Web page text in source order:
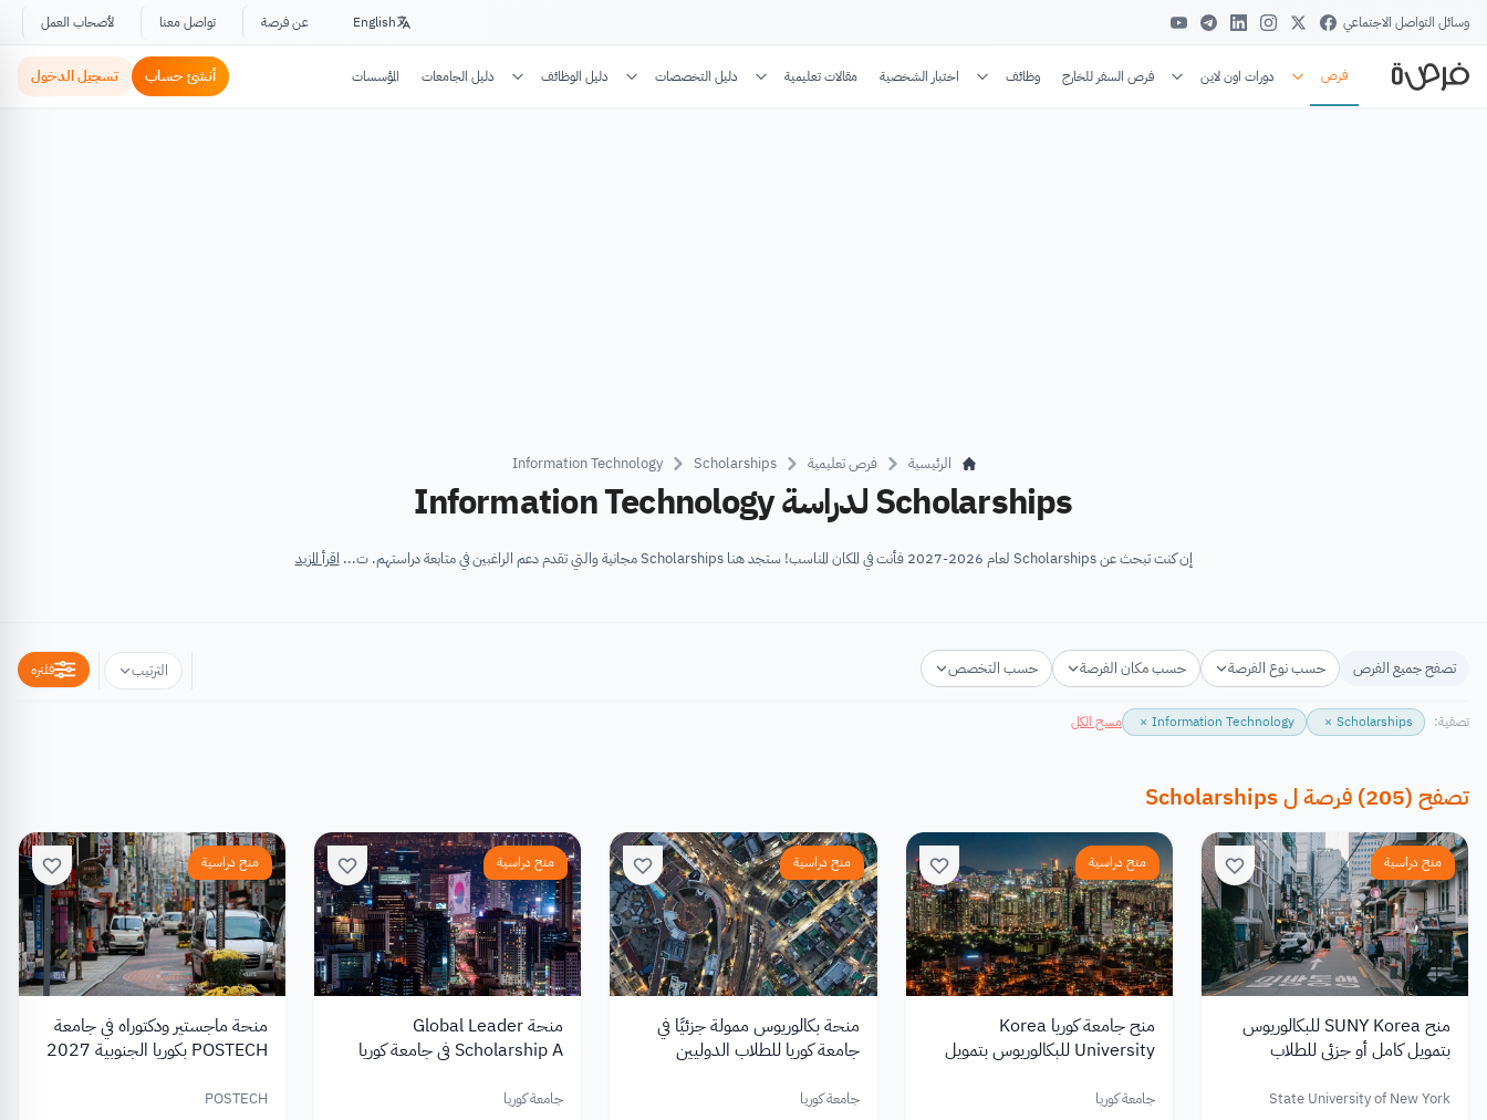
وسائل التواصل الاجتماعي English عن فرصة تواصل معنا لأصحاب العمل
فرص دورات اون لاين فرص السفر للخارج وظائف اختبار الشخصية مقالات تعليمية دليل التخصصات دليل الوظائف دليل الجامعات المؤسسات أنشئ حساب تسجيل الدخول
الرئيسية فرص تعليمية Scholarships
Information Technology
Scholarships لدراسة Information Technology
إن كنت تبحث عن Scholarships لعام 2026-2027 فأنت في المكان المناسب! ستجد هنا Scholarships مجانية والتي تقدم دعم الراغبين في متابعة دراستهم. ت... اقرأ المزيد
تصفح جميع الفرص حسب نوع الفرصة حسب مكان الفرصة حسب التخصص الترتيب فلتره
تصفية: Scholarships
×
Information Technology
× مسح الكل
تصفح (
205
) فرصةلScholarships
منح دراسية
منح SUNY Korea للبكالوريوس
بتمويل كامل أو جزئي للطلاب
State University of New York
منح دراسية
منح جامعة كوريا Korea
University للبكالوريوس بتمويل
2027
جامعة كوريا
منح دراسية
منحة بكالوريوس ممولة جزئيًا في
جامعة كوريا للطلاب الدوليين
جامعة كوريا
منح دراسية
منحة Global Leader
Scholarship A في جامعة كوريا
جامعة كوريا
منح دراسية
منحة ماجستير ودكتوراه في جامعة
POSTECH بكوريا الجنوبية 2027
POSTECH